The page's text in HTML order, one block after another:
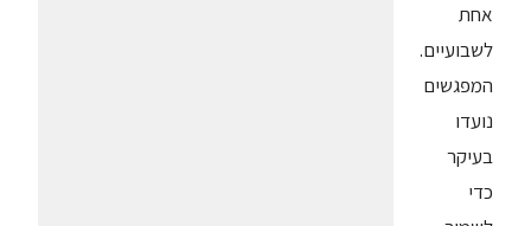
אחת
לשבועיים.
המפגשים
נועדו
בעיקר
כדי